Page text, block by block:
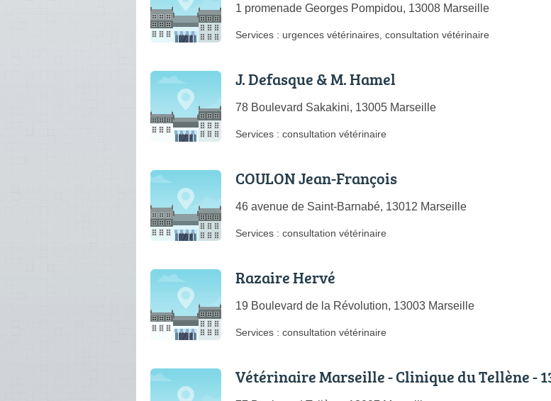
1 promenade Georges Pompidou, 13008 Marseille
Services : urgences vétérinaires consultation vétérinaire
J. Defasque & M. Hamel
78 Boulevard Sakakini, 13005 Marseille
Services : consultation vétérinaire
COULON Jean-François
46 avenue de Saint-Barnabé, 13012 Marseille
Services : consultation vétérinaire
Razaire Hervé
19 Boulevard de la Révolution, 13003 Marseille
Services : consultation vétérinaire
Vétérinaire Marseille - Clinique du Tellène -